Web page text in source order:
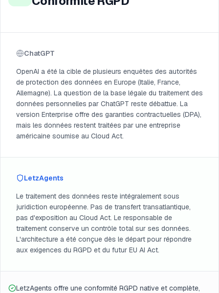
ChatGPT
OpenAI a été la cible de plusieurs enquêtes des autorités
de protection des données en Europe (Italie, France,
Allemagne). La question de la base légale du traitement des
données personnelles par ChatGPT reste débattue. La
version Enterprise offre des garanties contractuelles (DPA),
mais les données restent traitées par une entreprise
américaine soumise au Cloud Act.
LetzAgents
Le traitement des données reste intégralement sous
juridiction européenne. Pas de transfert transatlantique,
pas d'exposition au Cloud Act. Le responsable de
traitement conserve un contrôle total sur ses données.
L'architecture a été conçue dès le départ pour répondre
aux exigences du RGPD et du futur EU AI Act.
LetzAgents offre une conformité RGPD native et complète,